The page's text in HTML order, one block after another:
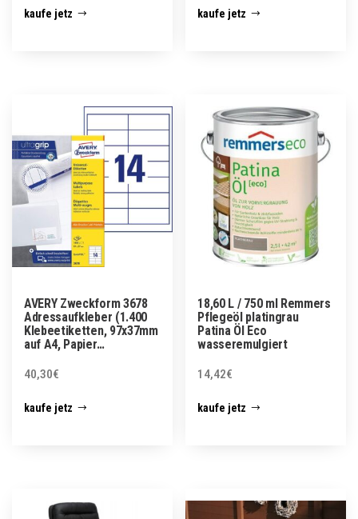
kaufe jetz kaufe jetz
AVERY Zweckform 3678
Adressaufkleber (1.400
Klebeetiketten, 97x37mm
auf A4, Papier…
40,30€
kaufe jetz
18,60 L / 750 ml Remmers
Pflegeöl platingrau
Patina Öl Eco
wasseremulgiert
14,42€
kaufe jetz